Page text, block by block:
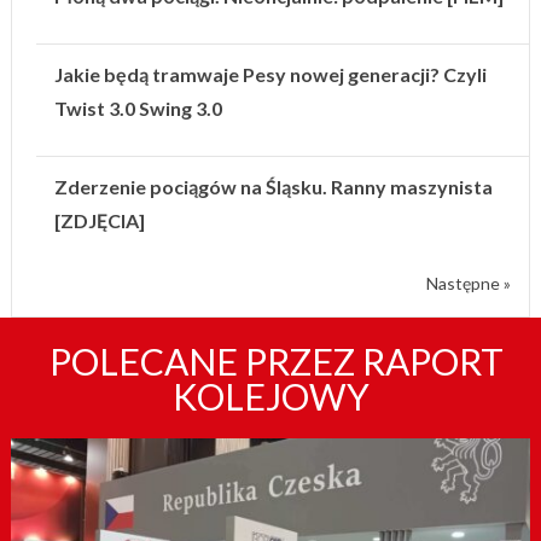
Jakie będą tramwaje Pesy nowej generacji? Czyli
Twist 3.0 Swing 3.0
Zderzenie pociągów na Śląsku. Ranny maszynista
[ZDJĘCIA]
Następne »
POLECANE PRZEZ RAPORT
KOLEJOWY